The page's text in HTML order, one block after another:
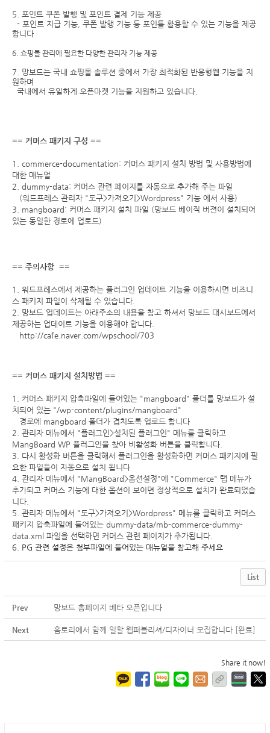
5. 포인트 쿠폰 발행 및 포인트 결제 기능 제공
- 포인트 지급 기능, 쿠폰 발행 기능 등 포인틀 활용할 수 있는 기능을 제공
합니다
6. 쇼핑몰 관리에 필요한 다양한 관리자 기능 제공
7. 망보드는 국내 쇼핑몰 솔루션 중에서 가장 최적화된 반응형웹 기능을 지
원하며
국내에서 유일하게 오픈마켓 기능을 지원하고 있습니다.
== 커머스 패키지 구성 ==
1. commerce-documentation: 커머스 패키지 설치 방법 및 사용방법에
대한 매뉴얼
2. dummy-data: 커머스 관련 페이지를 자동으로 추가해 주는 파일
(워드프레스 관리자 "도구>가져오기>Wordpress" 기능 에서 사용)
3. mangboard: 커머스 패키지 설치 파일 (망보드 베이직 버젼이 설치되어
있는 동일한 경로에 업로드)
== 주의사항 ==
1. 워드프레스에서 제공하는 플러그인 업데이트 기능을 이용하시면 비즈니
스 패키지 파일이 삭제될 수 있습니다.
2. 망보드 업데이트는 아래주소의 내용을 참고 하셔서 망보드 대시보드에서
제공하는 업데이트 기능을 이용해야 합니다.
http://cafe.naver.com/wpschool/703
== 커머스 패키지 설치방법 ==
1. 커머스 패키지 압축파일에 들어있는 "mangboard" 폴더를 망보드가 설
치되어 있는 "/wp-content/plugins/mangboard"
경로에 mangboard 폴더가 겹치도록 업로드 합니다
2. 관리자 메뉴에서 "플러그인>설치된 플러그인" 메뉴를 클릭하고
MangBoard WP 플러그인을 찾아 비활성화 버튼을 클릭합니다.
3. 다시 활성화 버튼을 클릭해서 플러그인을 활성화하면 커머스 패키지에 필
요한 파일들이 자동으로 설치 됩니다
4. 관리자 메뉴에서 "MangBoard>옵션설정"에 "Commerce" 탭 메뉴가
추가되고 커머스 기능에 대한 옵션이 보이면 정상적으로 설치가 완료되었습
니다.
5. 관리자 메뉴에서 "도구>가져오기>Wordpress" 메뉴를 클릭하고 커머스
패키지 압축파일에 들어있는 dummy-data/mb-commerce-dummy-
data.xml 파일을 선택하면 커머스 관련 페이지가 추가됩니다.
6. PG 관련 설정은 첨부파일에 들어있는 매뉴얼을 참고해 주세요
List
Prev 망보드 홈페이지 베타 오픈입니다
Next 홈토리에서 함께 일할 웹퍼블리셔/디자이너 모집합니다 [완료]
Share it now!